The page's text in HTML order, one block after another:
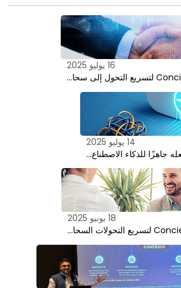
16 يوليو 2025
14 يوليو 2025
جاهزًا للذكاء الاصطناع…
18 يونيو 2025